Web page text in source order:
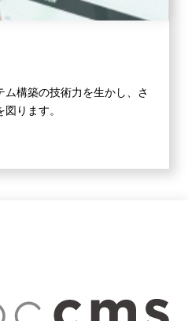
構築の技術力を生かし、さ
ります。